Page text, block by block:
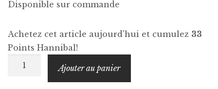
Disponible sur commande
Achetez cet article aujourd'hui et cumulez 33
Points Hannibal!
quantité
Ajouter au panier